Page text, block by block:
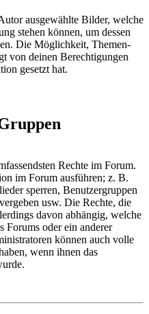
ausgewählte Bilder, welche
stehen können, um dessen
Die Möglichkeit, Themen-
von deinen Berechtigungen
gesetzt hat.
Rechte im Forum.
im Forum ausführen; z. B.
sperren, Benutzergruppen
usw. Die Rechte, die
davon abhängig, welche
Forums oder ein anderer
können auch volle
wenn ihnen das